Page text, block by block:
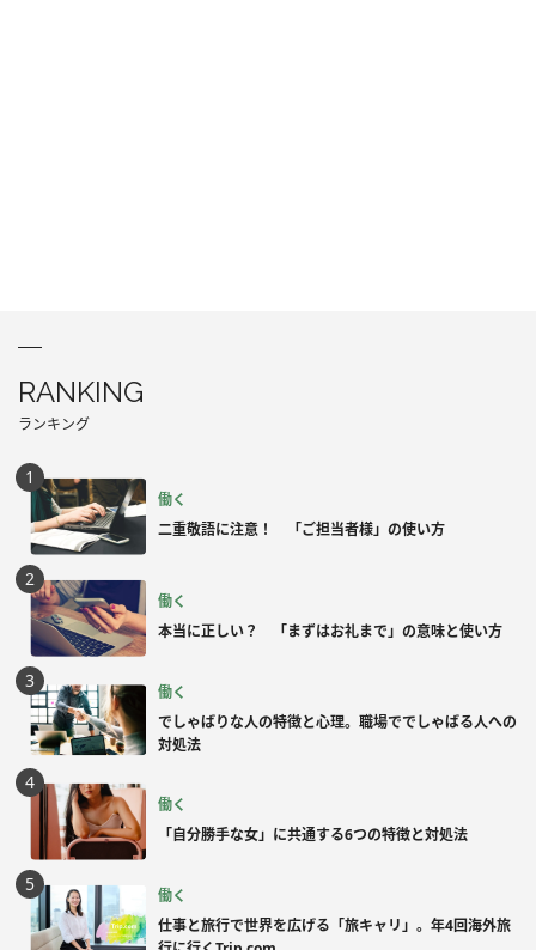
RANKING
ランキング
働く
二重敬語に注意！ 「ご担当者様」の使い方
働く
本当に正しい？ 「まずはお礼まで」の意味と使い方
働く
でしゃばりな人の特徴と心理。職場ででしゃばる人への
対処法
働く
「自分勝手な女」に共通する6つの特徴と対処法
働く
仕事と旅行で世界を広げる「旅キャリ」。年4回海外旅